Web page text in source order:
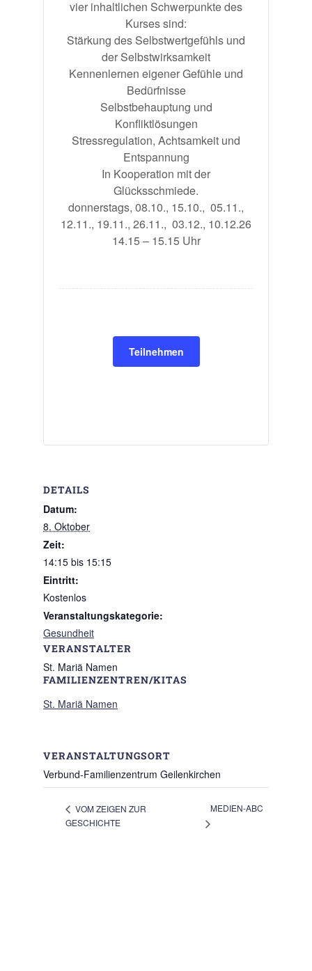
DETAILS
Datum:
8. Oktober
Zeit:
14:15 bis 15:15
Eintritt:
Kostenlos
Veranstaltungskategorie:
Gesundheit
VERANSTALTER
St. Mariä Namen
FAMILIENZENTREN/KITAS
St. Mariä Namen
VERANSTALTUNGSORT
Verbund-Familienzentrum Geilenkirchen
vier inhaltlichen Schwerpunkte des
Kurses sind:
Stärkung des Selbstwertgefühls und
der Selbstwirksamkeit
Kennenlernen eigener Gefühle und
Bedürfnisse
Selbstbehauptung und
Konfliktlösungen
Stressregulation, Achtsamkeit und
Entspannung
In Kooperation mit der
Glücksschmiede.
donnerstags, 08.10., 15.10., 05.11.,
12.11., 19.11., 26.11., 03.12., 10.12.26
14.15 – 15.15 Uhr
Teilnehmen
VOM ZEIGEN ZUR
GESCHICHTE
MEDIEN-ABC